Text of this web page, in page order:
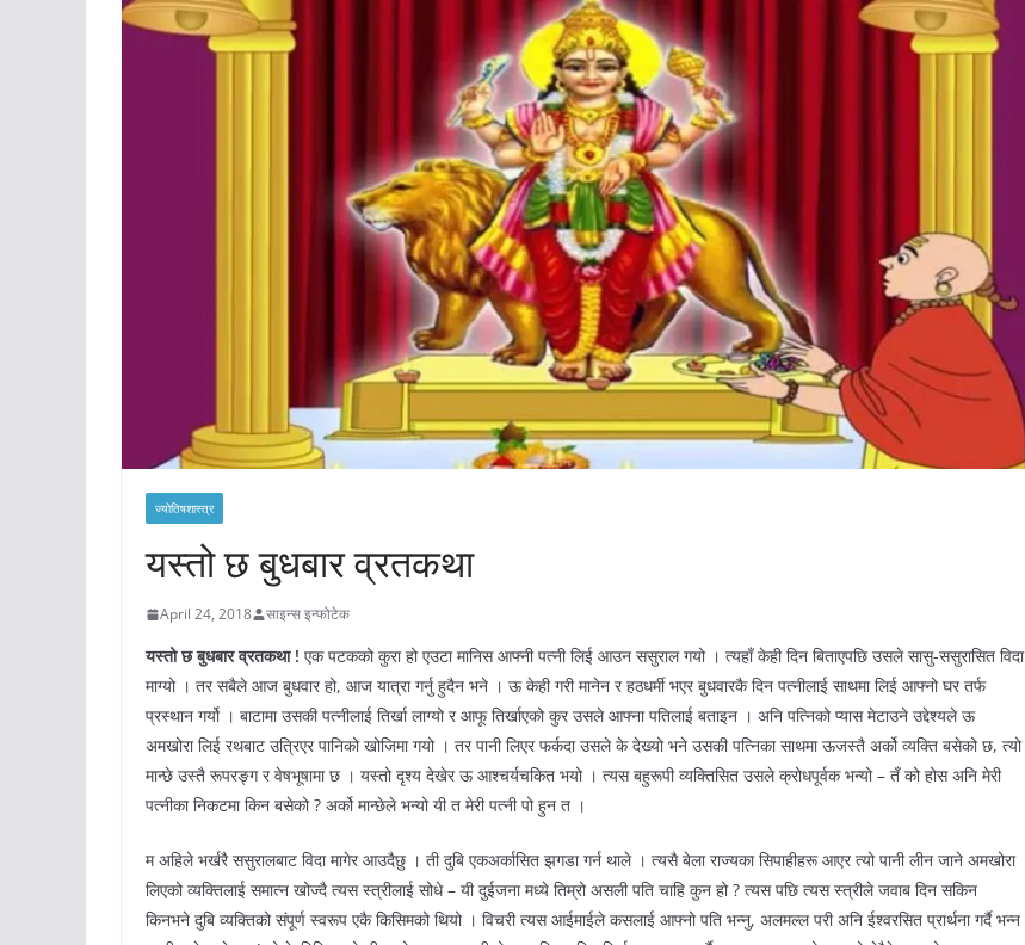
ज्योतिषशास्त्र
यस्तो छ बुधबार व्रतकथा
April 24, 2018 साइन्स इन्फोटेक
यस्तो छ बुधबार व्रतकथा ! एक पटकको कुरा हो एउटा मानिस आफ्नी पत्नी लिई आउन ससुराल गयो । त्यहाँ केही दिन बिताएपछि उसले सासु-ससुरासित विदा
माग्यो । तर सबैले आज बुधवार हो, आज यात्रा गर्नु हुदैन भने । ऊ केही गरी मानेन र हठधर्मी भएर बुधवारकै दिन पत्नीलाई साथमा लिई आफ्नो घर तर्फ
प्रस्थान गर्यो । बाटामा उसकी पत्नीलाई तिर्खा लाग्यो र आफू तिर्खाएको कुर उसले आफ्ना पतिलाई बताइन । अनि पत्निको प्यास मेटाउने उद्देश्यले ऊ
अमखोरा लिई रथबाट उत्रिएर पानिको खोजिमा गयो । तर पानी लिएर फर्कदा उसले के देख्यो भने उसकी पत्निका साथमा ऊजस्तै अर्को व्यक्ति बसेको छ, त्यो
मान्छे उस्तै रूपरङ्ग र वेषभूषामा छ । यस्तो दृश्य देखेर ऊ आश्चर्यचकित भयो । त्यस बहुरूपी व्यक्तिसित उसले क्रोधपूर्वक भन्यो – तँ को होस अनि मेरी
पत्नीका निकटमा किन बसेको ? अर्को मान्छेले भन्यो यी त मेरी पत्नी पो हुन त ।
म अहिले भर्खरै ससुरालबाट विदा मागेर आउदैछु । ती दुबि एकअर्कासित झगडा गर्न थाले । त्यसै बेला राज्यका सिपाहीहरू आएर त्यो पानी लीन जाने अमखोरा
लिएको व्यक्तिलाई समात्न खोज्दै त्यस स्त्रीलाई सोधे – यी दुईजना मध्ये तिम्रो असली पति चाहि कुन हो ? त्यस पछि त्यस स्त्रीले जवाब दिन सकिन
किनभने दुबि व्यक्तिको संपूर्ण स्वरूप एकै किसिमको थियो । विचरी त्यस आईमाईले कसलाई आफ्नो पति भन्नु, अलमल्ल परी अनि ईश्वरसित प्रार्थना गर्दै भन्न